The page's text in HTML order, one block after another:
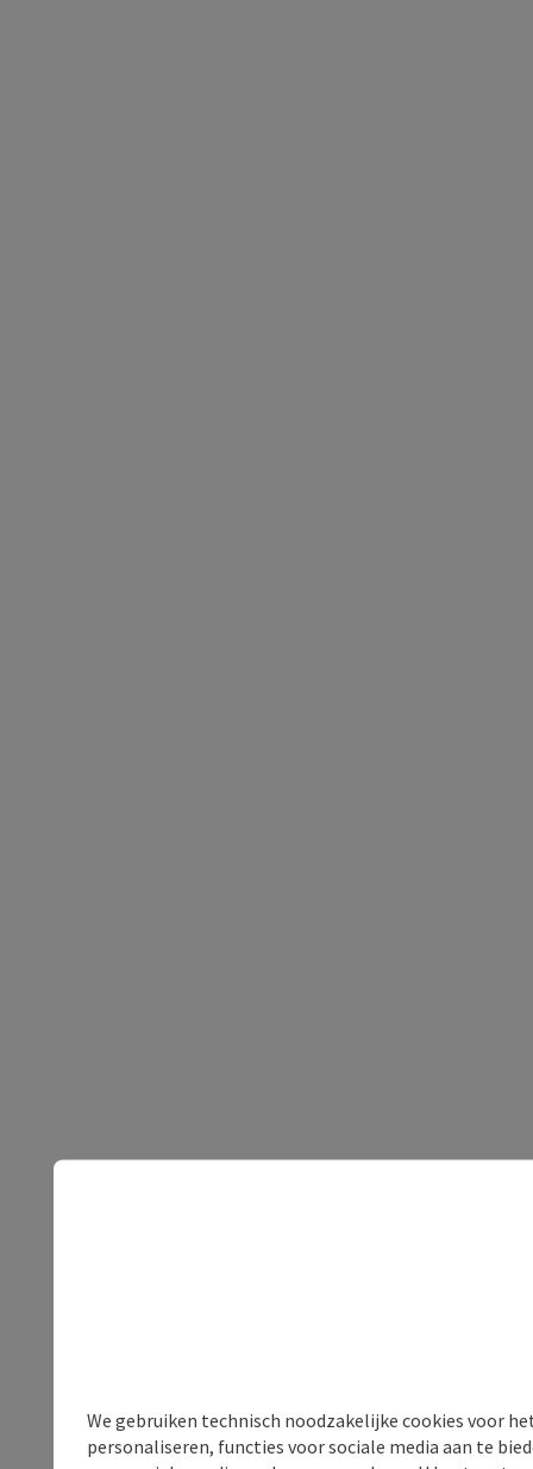
We gebruiken technisch noodzakelijke cookies voor
personaliseren, functies voor sociale media aan te